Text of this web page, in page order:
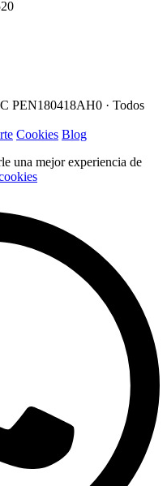
PEN180418AH0 · Todos
Cookies Blog
una mejor experiencia de